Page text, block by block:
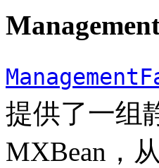
提供了一组
MXBean，